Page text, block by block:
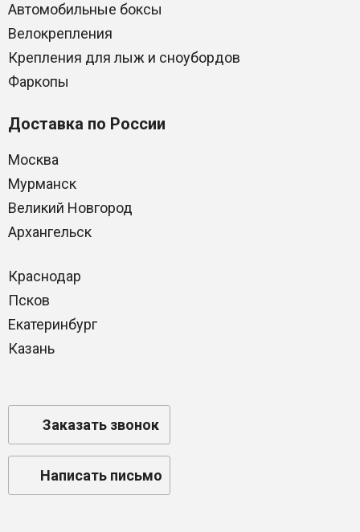
Автомобильные боксы
Велокрепления
Крепления для лыж и сноубордов
Фаркопы
Доставка по России
Москва
Мурманск
Великий Новгород
Архангельск
Краснодар
Псков
Екатеринбург
Казань
Заказать звонок
Написать письмо